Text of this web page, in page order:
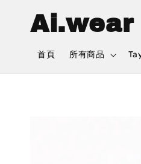
Ai.wear
首頁 所有商品